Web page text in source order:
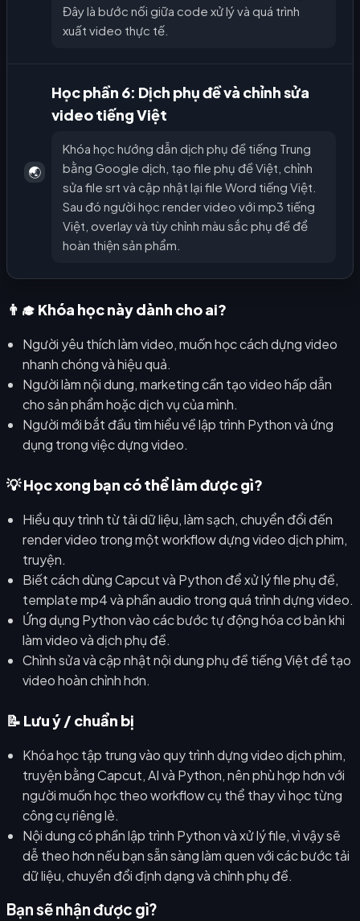
Đây là bước nối giữa code xử lý và quá trình
xuất video thực tế.
🌏
Học phần 6: Dịch phụ đề và chỉnh sửa
video tiếng Việt
Khóa học hướng dẫn dịch phụ đề tiếng Trung
bằng Google dịch, tạo file phụ đề Việt, chỉnh
sửa file srt và cập nhật lại file Word tiếng Việt.
Sau đó người học render video với mp3 tiếng
Việt, overlay và tùy chỉnh màu sắc phụ đề để
hoàn thiện sản phẩm.
👨‍🎓 Khóa học này dành cho ai?
Người yêu thích làm video, muốn học cách dựng video
nhanh chóng và hiệu quả.
Người làm nội dung, marketing cần tạo video hấp dẫn
cho sản phẩm hoặc dịch vụ của mình.
Người mới bắt đầu tìm hiểu về lập trình Python và ứng
dụng trong việc dựng video.
💡 Học xong bạn có thể làm được gì?
Hiểu quy trình từ tải dữ liệu, làm sạch, chuyển đổi đến
render video trong một workflow dựng video dịch phim,
truyện.
Biết cách dùng Capcut và Python để xử lý file phụ đề,
template mp4 và phần audio trong quá trình dựng video.
Ứng dụng Python vào các bước tự động hóa cơ bản khi
làm video và dịch phụ đề.
Chỉnh sửa và cập nhật nội dung phụ đề tiếng Việt để tạo
video hoàn chỉnh hơn.
📝 Lưu ý / chuẩn bị
Khóa học tập trung vào quy trình dựng video dịch phim,
truyện bằng Capcut, AI và Python, nên phù hợp hơn với
người muốn học theo workflow cụ thể thay vì học từng
công cụ riêng lẻ.
Nội dung có phần lập trình Python và xử lý file, vì vậy sẽ
dễ theo hơn nếu bạn sẵn sàng làm quen với các bước tải
dữ liệu, chuyển đổi định dạng và chỉnh phụ đề.
Bạn sẽ nhận được gì?